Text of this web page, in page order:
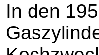
In den